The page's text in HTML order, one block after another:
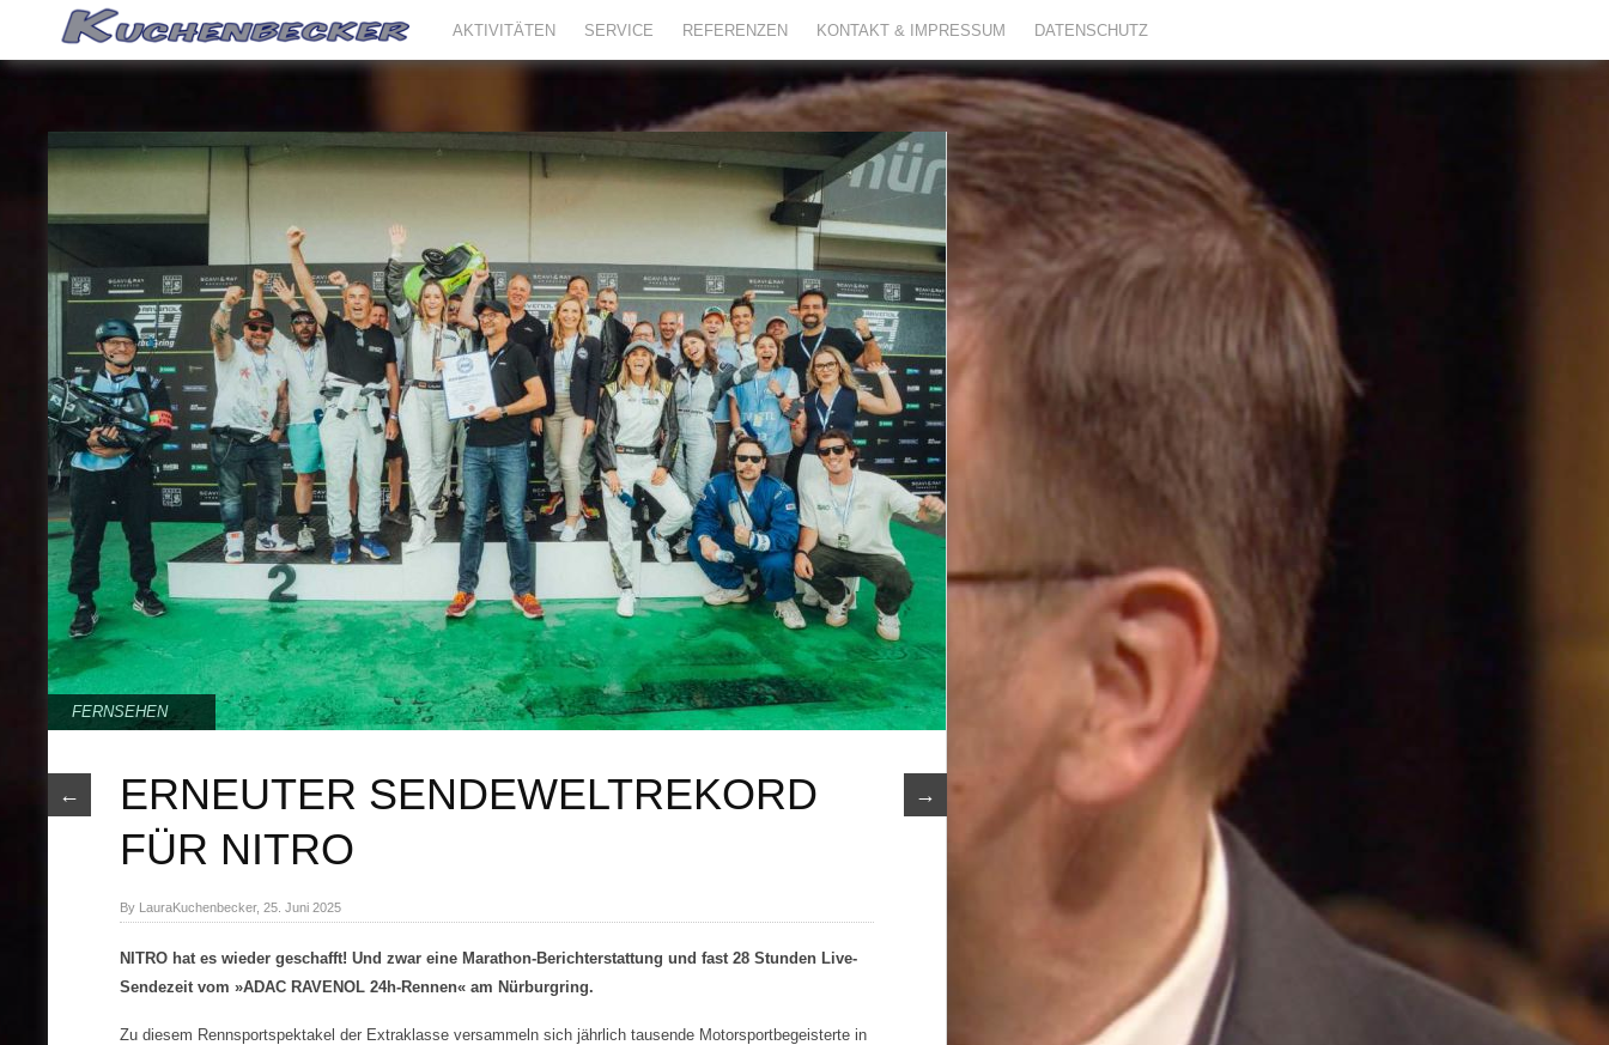
AKTIVITÄTEN SERVICE REFERENZEN KONTAKT & IMPRESSUM DATENSCHUTZ
FERNSEHEN
← →
ERNEUTER SENDEWELTREKORD
FÜR NITRO
By LauraKuchenbecker, 25. Juni 2025
NITRO hat es wieder geschafft! Und zwar eine Marathon-Berichterstattung und fast 28 Stunden Live-
Sendezeit vom »ADAC RAVENOL 24h-Rennen« am Nürburgring.
Zu diesem Rennsportspektakel der Extraklasse versammeln sich jährlich tausende Motorsportbegeisterte in